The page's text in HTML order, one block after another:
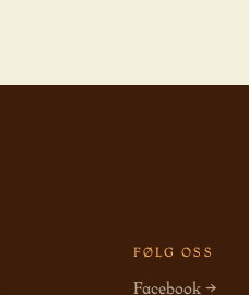
FØLG OSS
Facebook →